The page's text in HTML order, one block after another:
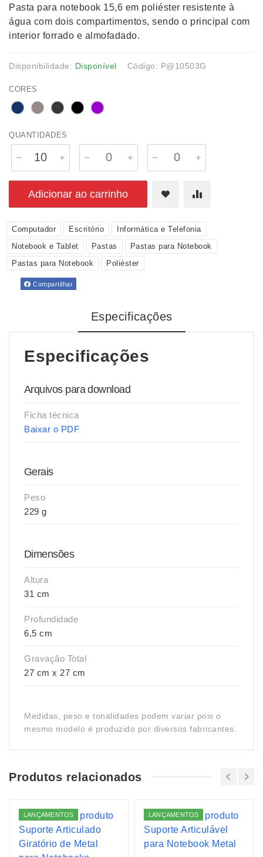
Pasta para notebook 15,6 em poliéster resistente à
água com dois compartimentos, sendo o principal com
interior forrado e almofadado.
Disponibilidade: Disponível Código: P@10503G
CORES
QUANTIDADES
Adicionar ao carrinho
Computador Escritório
Informática e Telefonia
Notebook e Tablet
Pastas
Pastas para Notebook
Pastas para Notebook
Poliéster
Compartilhar
Especificações
Especificações
Arquivos para download
Ficha técnica
Baixar o PDF
Gerais
Peso
229 g
Dimensões
Altura
31 cm
Profundidade
6,5 cm
Gravação Total
27 cm x 27 cm
Medidas, peso e tonalidades podem variar pois o
mesmo modelo é produzido por diversos fabricantes.
Produtos relacionados
LANÇAMENTOS LANÇAMENTOS